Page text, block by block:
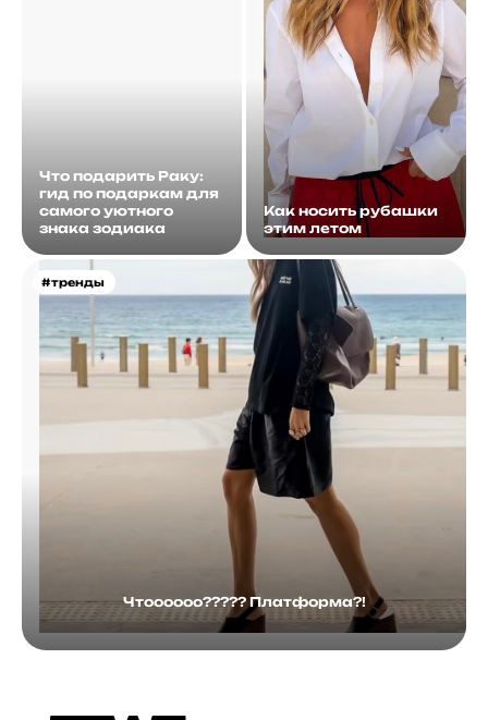
Что подарить Раку:
гид по подаркам для
самого уютного
знака зодиака
Как носить рубашки
этим летом
#тренды
Чтоооооо????? Платформа?!